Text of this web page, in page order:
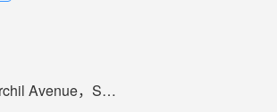
Bay，Tasmania 7005